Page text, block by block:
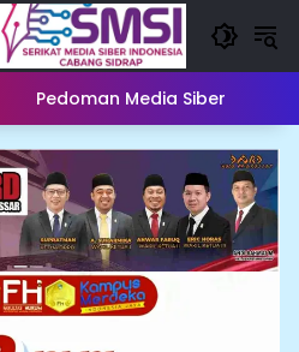
Pedoman Media Siber